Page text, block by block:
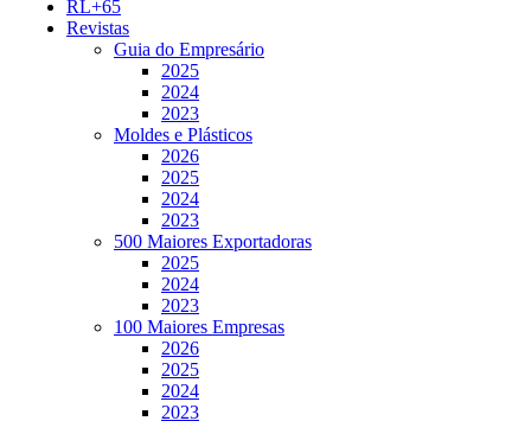
RL+65
Revistas
Guia do Empresário
2025
2024
2023
Moldes e Plásticos
2026
2025
2024
2023
500 Maiores Exportadoras
2025
2024
2023
100 Maiores Empresas
2026
2025
2024
2023